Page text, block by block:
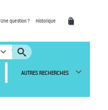
Une question ? Historique
AUTRES RECHERCHES